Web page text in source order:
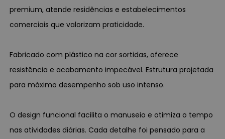
premium, atende residências e estabelecimentos
comerciais que valorizam praticidade.
Fabricado com plástico na cor sortidas, oferece
resistência e acabamento impecável. Estrutura projetada
para máximo desempenho sob uso intenso.
O design funcional facilita o manuseio e otimiza o tempo
nas atividades diárias. Cada detalhe foi pensado para a